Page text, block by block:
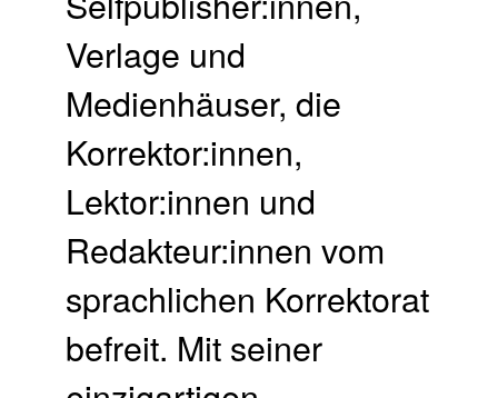
Verlage und
Medienhäuser, die
Korrektor:innen,
Lektor:innen und
Redakteur:innen vom
sprachlichen Korrektorat
befreit. Mit seiner